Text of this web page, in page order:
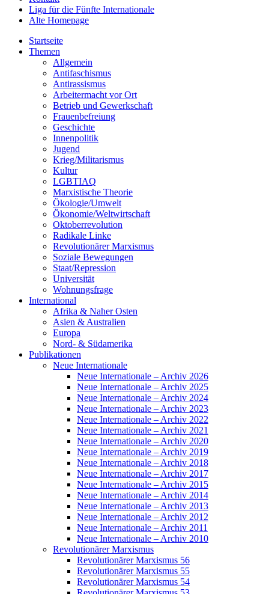
Liga für die Fünfte Internationale
Alte Homepage
Startseite
Themen
Allgemein
Antifaschismus
Antirassismus
Arbeitermacht vor Ort
Betrieb und Gewerkschaft
Frauenbefreiung
Geschichte
Innenpolitik
Jugend
Krieg/Militarismus
Kultur
LGBTIAQ
Marxistische Theorie
Ökologie/Umwelt
Ökonomie/Weltwirtschaft
Oktoberrevolution
Radikale Linke
Revolutionärer Marxismus
Soziale Bewegungen
Staat/Repression
Universität
Wohnungsfrage
International
Afrika & Naher Osten
Asien & Australien
Europa
Nord- & Südamerika
Publikationen
Neue Internationale
Neue Internationale – Archiv 2026
Neue Internationale – Archiv 2025
Neue Internationale – Archiv 2024
Neue Internationale – Archiv 2023
Neue Internationale – Archiv 2022
Neue Internationale – Archiv 2021
Neue Internationale – Archiv 2020
Neue Internationale – Archiv 2019
Neue Internationale – Archiv 2018
Neue Internationale – Archiv 2017
Neue Internationale – Archiv 2015
Neue Internationale – Archiv 2014
Neue Internationale – Archiv 2013
Neue Internationale – Archiv 2012
Neue Internationale – Archiv 2011
Neue Internationale – Archiv 2010
Revolutionärer Marxismus
Revolutionärer Marxismus 56
Revolutionärer Marxismus 55
Revolutionärer Marxismus 54